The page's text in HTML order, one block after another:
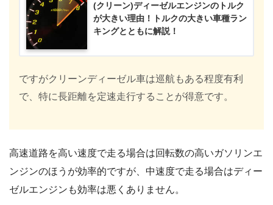
(クリーン)ディーゼルエンジンのトルク
が大きい理由！トルクの大きい車種ラン
キングとともに解説！
ですがクリーンディーゼル車は巡航もある程度有利
で、特に長距離を定速走行することが得意です。
高速道路を高い速度で走る場合は回転数の高いガソリンエ
ンジンのほうが効率的ですが、中速度で走る場合はディー
ゼルエンジンも効率は悪くありません。